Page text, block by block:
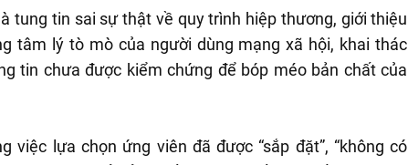
tung tin sai sự thật về quy trình hiệp thương, giới thiệu
tâm lý tò mò của người dùng mạng xã hội, khai thác
tin chưa được kiểm chứng để bóp méo bản chất của
việc lựa chọn ứng viên đã được “sắp đặt”, “không có